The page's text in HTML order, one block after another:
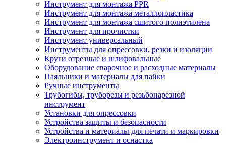
Инструмент для монтажа PPR
Инструмент для монтажа металлопластика
Инструмент для монтажа сшитого полиэтилена
Инструмент для прочистки
Инструмент универсальный
Инструменты для опрессовки, резки и изоляции
Круги отрезные и шлифовальные
Оборудование сварочное и расходные материалы
Паяльники и материалы для пайки
Ручные инструменты
Трубогибы, труборезы и резьбонарезной
инструмент
Установки для опрессовки
Устройства защиты и безопасности
Устройства и материалы для печати и маркировки
Электроинструмент и оснастка